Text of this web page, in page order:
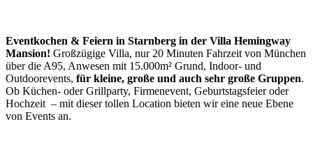
Eventkochen & Feiern in Starnberg in der Villa Hemingway
Mansion! Großzügige Villa, nur 20 Minuten Fahrzeit von München
über die A95, Anwesen mit 15.000m² Grund, Indoor- und
Outdoorevents, für kleine, große und auch sehr große Gruppen.
Ob Küchen- oder Grillparty, Firmenevent, Geburtstagsfeier oder
Hochzeit – mit dieser tollen Location bieten wir eine neue Ebene
von Events an.